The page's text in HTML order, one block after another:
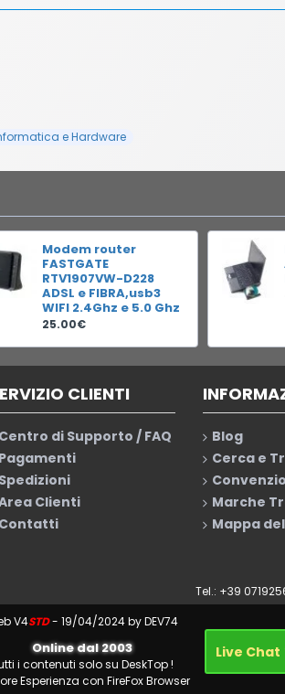
e Hardware
Modem router
FASTGATE
RTV1907VW-D228
ADSL e FIBRA,usb3
WIFI 2.4Ghz e 5.0 Ghz
25.00€
CLIENTI
Centro di Supporto / FAQ
Pagamenti
Spedizioni
Clienti
Contatti
Blog
Cerca e
Marche
Mappa
Tel.: +39
V4STD- 19/04/2024 by DEV74
Online dal 2003
i contenuti solo su DeskTop !
Esperienza con FireFox Browser
Live Chat